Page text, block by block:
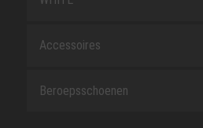
Accessoires
Beroepsschoenen